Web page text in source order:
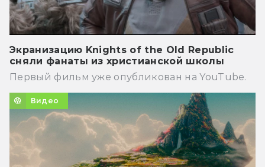
Экранизацию Knights of the Old Republic
сняли фанаты из христианской школы
Первый фильм уже опубликован на YouTube.
Видео